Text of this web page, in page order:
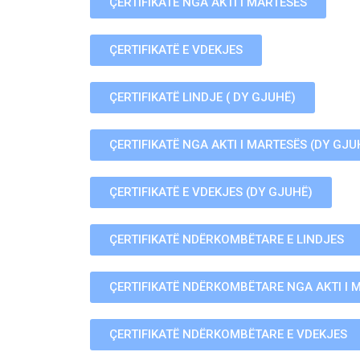
ÇERTIFIKATË E VDEKJES
ÇERTIFIKATË LINDJE ( DY GJUHË)
ÇERTIFIKATË NGA AKTI I MARTESËS (DY
ÇERTIFIKATË E VDEKJES (DY GJUHË)
ÇERTIFIKATË NDËRKOMBËTARE E LINDJES
ÇERTIFIKATË NDËRKOMBËTARE NGA AKTI I
ÇERTIFIKATË NDËRKOMBËTARE E VDEKJES